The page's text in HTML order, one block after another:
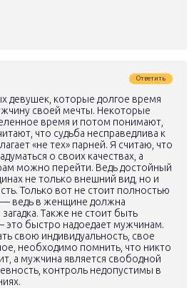
Ответить
девушек, которые долгое время
своей мечты. Некоторые
время и потом понимают,
что судьба несправедлива к
«не тех» парней. Я считаю, что
о своих качествах, а
можно перейти. Ведь достойный
не только внешний вид, но и
Только вот не стоит полностью
ведь в женщине должна
Также не стоит быть
это быстро надоедает мужчинам.
свою индивидуальность, свое
необходимо помнить, что никто
а мужчина является свободной
контроль недопустимы в